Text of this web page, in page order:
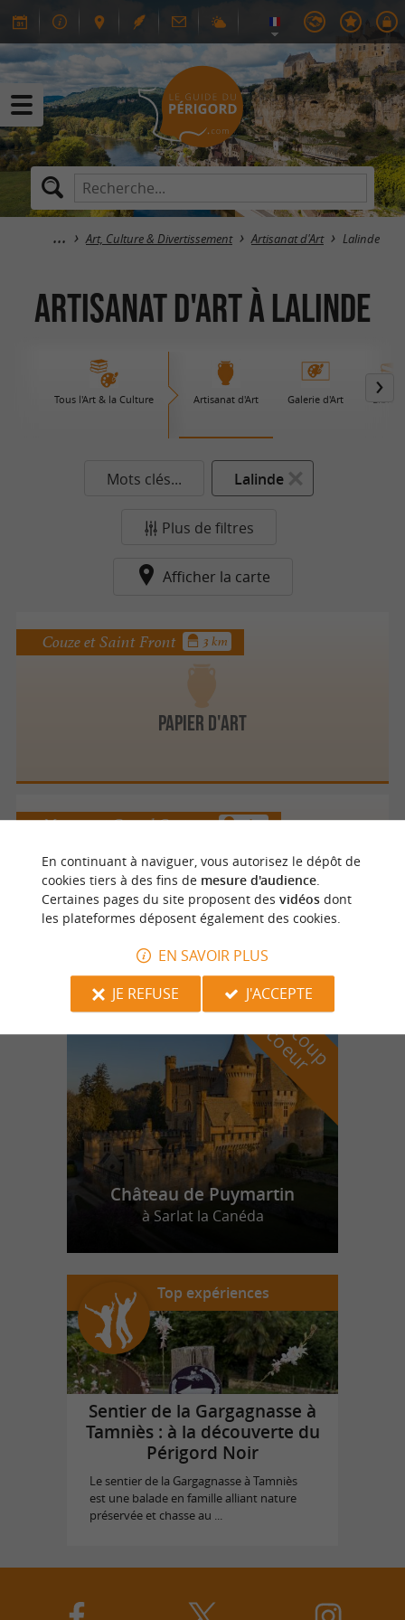
Art, Culture & Divertissement Artisanat d'Art Lalinde
Artisanat d'Art à Lalinde
Tous l'Art & la Culture Artisanat d'Art Galerie d'Art
Mots clés... Lalinde
Plus de filtres
Afficher la carte
Papier d'Art
Couze et Saint Front 3 km
Tauzia
Mauzac et Grand Castang 4 km
n
o
t
r
e
c
o
u
p
d
e
c
o
e
u
r
Château de Puymartin
à Sarlat la Canéda
Top expériences
Sentier de la Gargagnasse à
Tamniès : à la découverte du
Périgord Noir
Le sentier de la Gargagnasse à Tamniès
est une balade en famille alliant nature
préservée et chasse au ...
En continuant à naviguer, vous autorisez le dépôt de
cookies tiers à des fins de mesure d'audience.
Certaines pages du site proposent des vidéosdont
les plateformes déposent également des cookies.
EN SAVOIR PLUS
JE REFUSE
J'ACCEPTE